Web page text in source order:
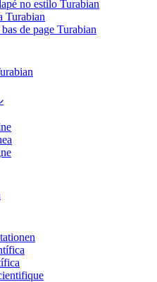
no estilo Turabian
Turabian
de page Turabian